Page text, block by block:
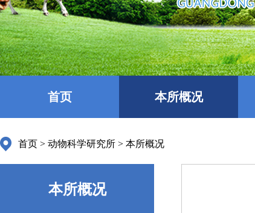
首页 本所概况
首页 > 动物科学研究所 > 本所概况
本所概况